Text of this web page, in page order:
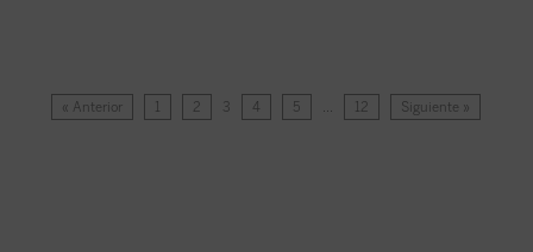
« Anterior 1 2 3 4 5 … 12 Siguiente »